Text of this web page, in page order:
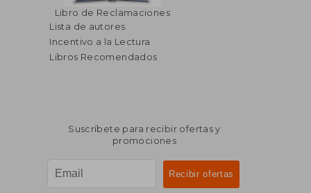
Libro de Reclamaciones
Lista de autores
Incentivo a la Lectura
Libros Recomendados
Suscríbete para recibir ofertas y
promociones